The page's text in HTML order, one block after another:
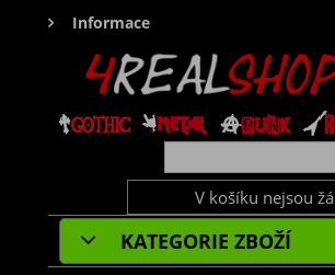
Informace
V košíku nejsou
KATEGORIE ZBOŽÍ